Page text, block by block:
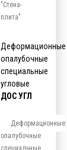
"Стена-
плита"
Деформационные
опалубочные
специальные
угловые
ДОС УГЛ
Деформационные
опалубочные